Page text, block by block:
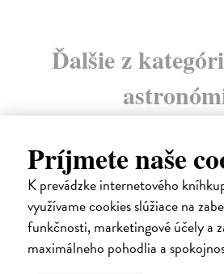
Príjmete naše
K prevádzke internetového
využívame cookies slúžiace na
funkčnosti, marketingové účely a
maximálneho pohodlia a
Ďalšie z